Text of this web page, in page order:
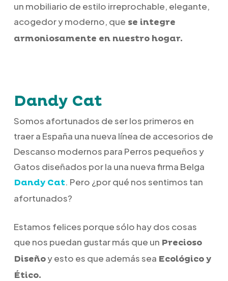
un mobiliario de estilo irreprochable, elegante,
acogedor y moderno, que se integre
armoniosamente en nuestro hogar.
Dandy Cat
Somos afortunados de ser los primeros en
traer a España una nueva línea de accesorios de
Descanso modernos para Perros pequeños y
Gatos diseñados por la una nueva firma Belga
Dandy Cat. Pero ¿por qué nos sentimos tan
afortunados?
Estamos felices porque sólo hay dos cosas
que nos puedan gustar más que un Precioso
Diseñoy esto es que además sea Ecológico y
Ético.